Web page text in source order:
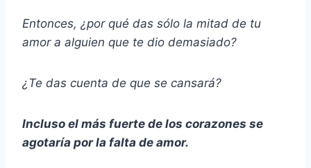
Entonces, ¿por qué das sólo la mitad de tu
amor a alguien que te dio demasiado?
¿Te das cuenta de que se cansará?
Incluso el más fuerte de los corazones se
agotaría por la falta de amor.